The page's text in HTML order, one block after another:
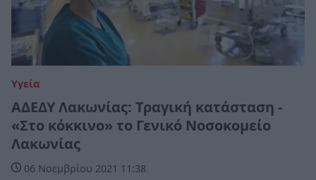
Υγεία
ΑΔΕΔΥ Λακωνίας: Τραγική κατάσταση -
«Στο κόκκινο» το Γενικό Νοσοκομείο
Λακωνίας
06 Νοεμβρίου 2021 11:38